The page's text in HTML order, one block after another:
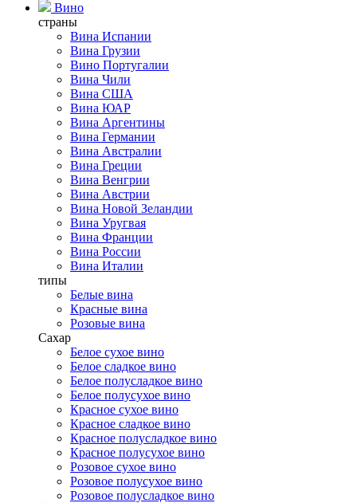
Вино
страны
Вина Испании
Вина Грузии
Вино Португалии
Вина Чили
Вина США
Вина ЮАР
Вина Аргентины
Вина Германии
Вина Австралии
Вина Греции
Вина Венгрии
Вина Австрии
Вина Новой Зеландии
Вина Уругвая
Вина Франции
Вина России
Вина Италии
типы
Белые вина
Красные вина
Розовые вина
Сахар
Белое сухое вино
Белое сладкое вино
Белое полусладкое вино
Белое полусухое вино
Красное сухое вино
Красное сладкое вино
Красное полусладкое вино
Красное полусухое вино
Розовое сухое вино
Розовое полусухое вино
Розовое полусладкое вино